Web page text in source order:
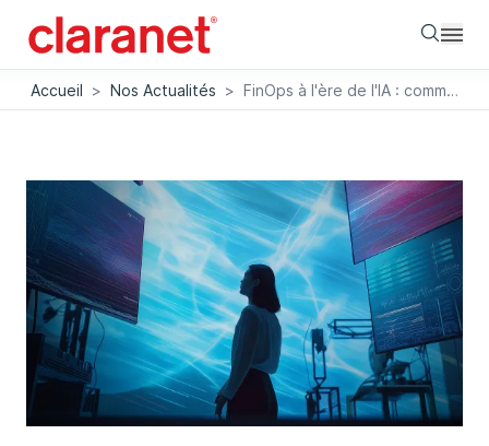
Accueil > Nos Actualités > FinOps à l'ère de l'IA : comment maîtriser les coûts cloud face à une nouvelle complexité